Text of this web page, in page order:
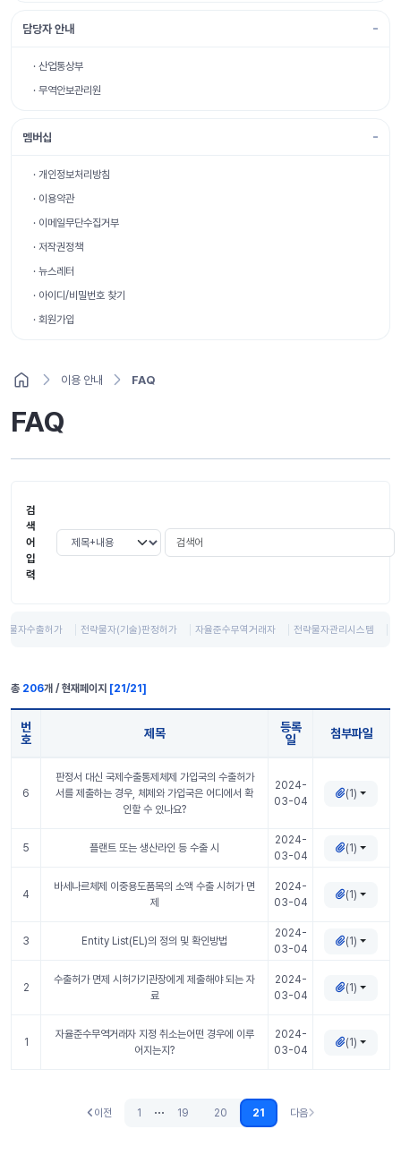
담당자 안내
· 산업통상부
· 무역안보관리원
멤버십
· 개인정보처리방침
· 이용약관
· 이메일무단수집거부
· 저작권정책
· 뉴스레터
· 아이디/비밀번호 찾기
· 회원가입
이용 안내 FAQ
FAQ
검
색
어
입
력
검색 조건 선택 검색어
물자수출허가 전략물자(기술)판정허가 자율준수무역거래자 전략물자관리시스템
총 206개 / 현재페이지 [21 /21 ]
번
호
제목
등록
일
첨부파일
6
판정서 대신 국제수출통제체제 가입국의 수출허가
서를 제출하는 경우, 체제와 가입국은 어디에서 확
인할 수 있나요?
2024-
03-04
(1)
5 플랜트 또는 생산라인 등 수출 시
2024-
03-04
(1)
4
바세나르체제 이중용도품목의 소액 수출 시허가 면
제
2024-
03-04
(1)
3 Entity List(EL)의 정의 및 확인방법
2024-
03-04
(1)
2
수출허가 면제 시허가기관장에게 제출해야 되는 자
료
2024-
03-04
(1)
1
자율준수무역거래자 지정 취소는어떤 경우에 이루
어지는지?
2024-
03-04
(1)
이전
이전 1 ... 19 20 21 다음 (없음)
다음